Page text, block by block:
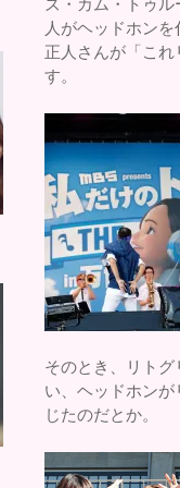
ズ・カム・トゥ
人がヘッドホン
正人さんが「こ
す。
そのとき、リト
い、ヘッドホン
じたのだとか。